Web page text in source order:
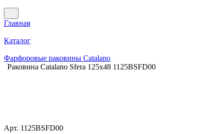
Главная
Каталог
Фарфоровые раковины Catalano
Раковина Catalano Sfera 125x48 1125BSFD00
Арт. 1125BSFD00